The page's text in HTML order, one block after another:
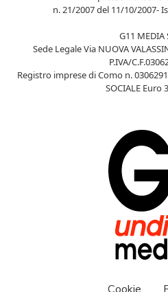
n. 21/2007 del 11/10/2007-
G11 MEDIA
Sede Legale Via NUOVA
P.IVA/
Registro imprese di Como n.
SOCIALE Euro
Cookie